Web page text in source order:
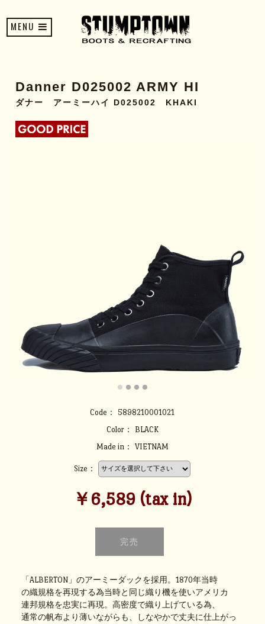
MENU
Danner D025002 ARMY HI
ダナー アーミーハイ D025002 KHAKI
Code：
5898210001021
Color：
BLACK
Made in：
VIETNAM
Size：
￥6,589 (tax in)
「ALBERTON」のアーミーダックを採用。1870年当時
の織規格を再現する為当時と同じ織り機を使いアメリカ
連邦規格を忠実に再現。高密度で織り上げている為、
通常の帆布より薄いながらも、しなやかで丈夫に仕上がっ